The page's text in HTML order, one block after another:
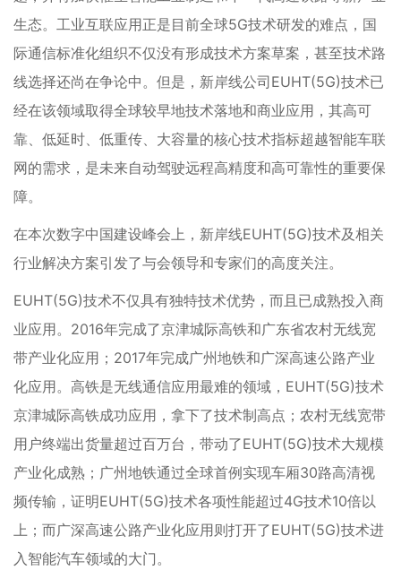
生态。工业互联应用正是目前全球5G技术研发的难点，国
际通信标准化组织不仅没有形成技术方案草案，甚至技术路
线选择还尚在争论中。但是，新岸线公司EUHT(5G)技术已
经在该领域取得全球较早地技术落地和商业应用，其高可
靠、低延时、低重传、大容量的核心技术指标超越智能车联
网的需求，是未来自动驾驶远程高精度和高可靠性的重要保
障。
在本次数字中国建设峰会上，新岸线EUHT(5G)技术及相关
行业解决方案引发了与会领导和专家们的高度关注。
EUHT(5G)技术不仅具有独特技术优势，而且已成熟投入商
业应用。2016年完成了京津城际高铁和广东省农村无线宽
带产业化应用；2017年完成广州地铁和广深高速公路产业
化应用。高铁是无线通信应用最难的领域，EUHT(5G)技术
京津城际高铁成功应用，拿下了技术制高点；农村无线宽带
用户终端出货量超过百万台，带动了EUHT(5G)技术大规模
产业化成熟；广州地铁通过全球首例实现车厢30路高清视
频传输，证明EUHT(5G)技术各项性能超过4G技术10倍以
上；而广深高速公路产业化应用则打开了EUHT(5G)技术进
入智能汽车领域的大门。